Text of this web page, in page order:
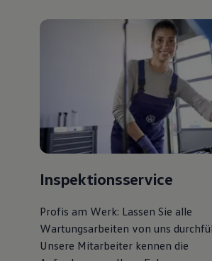
Inspektionsservice
Profis am Werk: Lassen Sie alle
Wartungsarbeiten von uns
Unsere Mitarbeiter kennen die